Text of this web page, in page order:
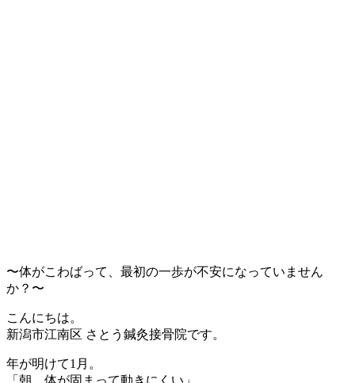
〜体がこわばって、最初の一歩が不安になっていません
か？〜
こんにちは。
新潟市江南区 さとう鍼灸接骨院です。
年が明けて1月。
「朝、体が固まって動きにくい」